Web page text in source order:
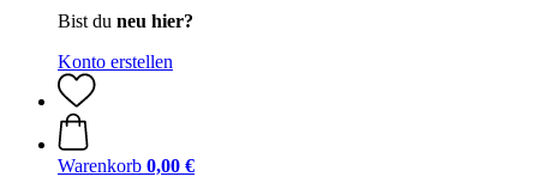
Bist du neu hier?
Konto erstellen
Warenkorb 0,00 €